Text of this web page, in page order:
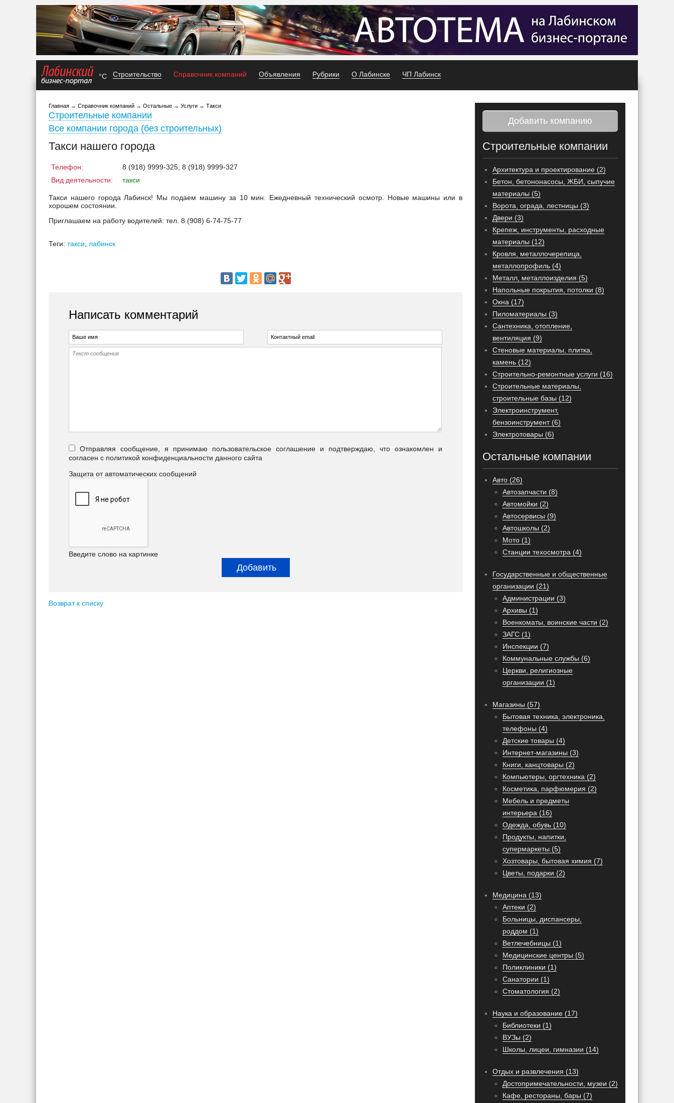
°C Строительство Справочник компаний Объявления Рубрики О Лабинске ЧП Лабинск
Главная → Справочник компаний → Остальные → Услуги → Такси
Строительные компании
Все компании города (без строительных)
Такси нашего города
Телефон:
8 (918) 9999-325, 8 (918) 9999-327
Вид деятельности:
такси
Такси нашего города Лабинск! Мы подаем машину за 10 мин. Ежедневный технический осмотр. Новые машины или в
хорошем состоянии.
Приглашаем на работу водителей: тел. 8 (908) 6-74-75-77
Теги: такси лабинск
Написать комментарий
Отправляя сообщение, я принимаю пользовательское соглашение и подтверждаю, что ознакомлен и
согласен с политикой конфиденциальности данного сайта
Защита от автоматических сообщений
Введите слово на картинке
Возврат к списку
Добавить компанию
Строительные компании
Архитектура и проектирование (2)
Бетон, бетононасосы, ЖБИ, сыпучие
материалы (5)
Ворота, ограда, лестницы (3)
Двери (3)
Крепеж, инструменты, расходные
материалы (12)
Кровля, металлочерепица,
металлопрофиль (4)
Металл, металлоизделия (5)
Напольные покрытия, потолки (8)
Окна (17)
Пиломатериалы (3)
Сантехника, отопление,
вентиляция (9)
Стеновые материалы, плитка,
камень (12)
Строительно-ремонтные услуги (16)
Строительные материалы,
строительные базы (12)
Электроинструмент,
бензоинструмент (6)
Электротовары (6)
Остальные компании
Авто (26)
Автозапчасти (8)
Автомойки (2)
Автосервисы (9)
Автошколы (2)
Мото (1)
Станции техосмотра (4)
Государственные и общественные
организации (21)
Администрации (3)
Архивы (1)
Военкоматы, воинские части (2)
ЗАГС (1)
Инспекции (7)
Коммунальные службы (6)
Церкви, религиозные
организации (1)
Магазины (57)
Бытовая техника, электроника,
телефоны (4)
Детские товары (4)
Интернет-магазины (3)
Книги, канцтовары (2)
Компьютеры, оргтехника (2)
Косметика, парфюмерия (2)
Мебель и предметы
интерьера (16)
Одежда, обувь (10)
Продукты, напитки,
супермаркеты (5)
Хозтовары, бытовая химия (7)
Цветы, подарки (2)
Медицина (13)
Аптеки (2)
Больницы, диспансеры,
роддом (1)
Ветлечебницы (1)
Медицинские центры (5)
Поликлиники (1)
Санатории (1)
Стоматология (2)
Наука и образование (17)
Библиотеки (1)
ВУЗы (2)
Школы, лицеи, гимназии (14)
Отдых и развлечения (13)
Достопримечательности, музеи (2)
Кафе, рестораны, бары (7)